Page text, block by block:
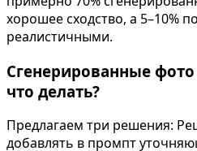
хорошее сходство, а 5–10%
реалистичными.
Сгенерированные
что делать?
Предлагаем три решения:
добавлять в промпт